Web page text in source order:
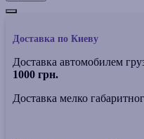
Доставка по Киеву
Доставка автомобилем
1000 грн.
Доставка мелко